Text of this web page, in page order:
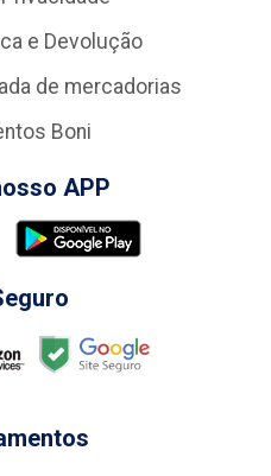
e Devolução
de mercadorias
Boni
APP